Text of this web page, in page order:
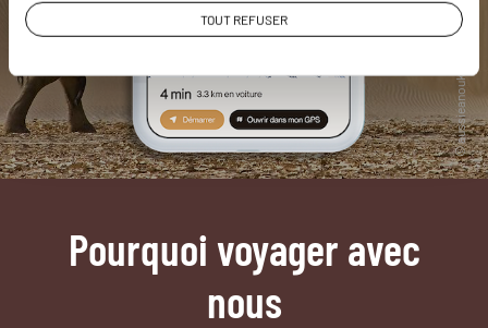
TOUT REFUSER
Pourquoi voyager avec
nous